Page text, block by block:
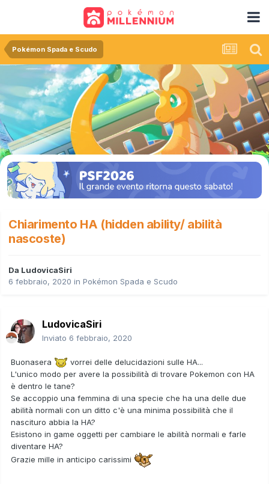
Pokémon Spada e Scudo
Chiarimento HA (hidden ability/ abilità
nascoste)
Da LudovicaSiri
6 febbraio, 2020 in Pokémon Spada e Scudo
LudovicaSiri
Inviato 6 febbraio, 2020
Buonasera
vorrei delle delucidazioni sulle HA...
L'unico modo per avere la possibilità di trovare Pokemon con HA
è dentro le tane?
Se accoppio una femmina di una specie che ha una delle due
abilità normali con un ditto c'è una minima possibilità che il
nascituro abbia la HA?
Esistono in game oggetti per cambiare le abilità normali e farle
diventare HA?
Grazie mille in anticipo carissimi